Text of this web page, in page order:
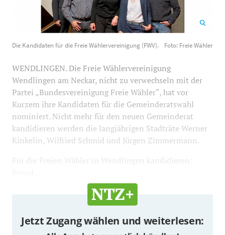
Foto: Freie Wähler1200 800
Die Kandidaten für die Freie Wählervereinigung (FWV). Foto: Freie Wähler
WENDLINGEN. Die Freie Wählervereinigung
Wendlingen am Neckar, nicht zu verwechseln mit der
Partei „Bundesvereinigung Freie Wähler“, hat vor
Kurzem ihre Kandidaten für die Gemeinderatswahl
nominiert. Nicht mehr für den neuen Gemeinderat
kandidieren werden die langjährigen Stadträte Werner
Kinkelin, Wilfried Schmid und Jürgen Zimmermann.
Für die Freien Wähler in Wendlingen kandidieren:
Jetzt Zugang wählen und weiterlesen: